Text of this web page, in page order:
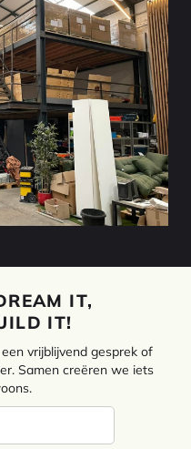
IT,
IT!
vrijblijvend gesprek of
Samen creëren we iets